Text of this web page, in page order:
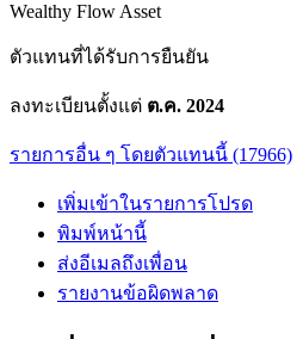
Wealthy Flow Asset
ตัวแทนที่ได้รับการยืนยัน
ลงทะเบียนตั้งแต่ ต.ค. 2024
รายการอื่น ๆ โดยตัวแทนนี้ (17966)
เพิ่มเข้าในรายการโปรด
พิมพ์หน้านี้
ส่งอีเมลถึงเพื่อน
รายงานข้อผิดพลาด